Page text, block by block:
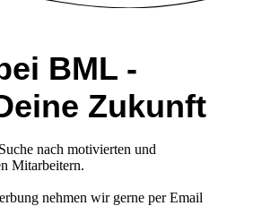
BML -
Zukunft
nach motivierten und
Mitarbeitern.
nehmen wir gerne per Email